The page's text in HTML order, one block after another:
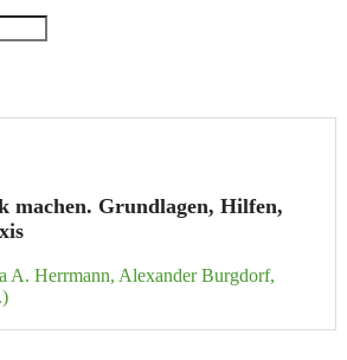
machen. Grund­lagen, Hilfen,
A. Herrmann, Alexander Burgdorf,